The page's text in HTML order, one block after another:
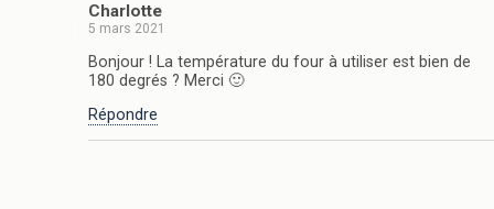
Charlotte
5 mars 2021
Bonjour ! La température du four à utiliser est bien de
180 degrés ? Merci 🙂
Répondre